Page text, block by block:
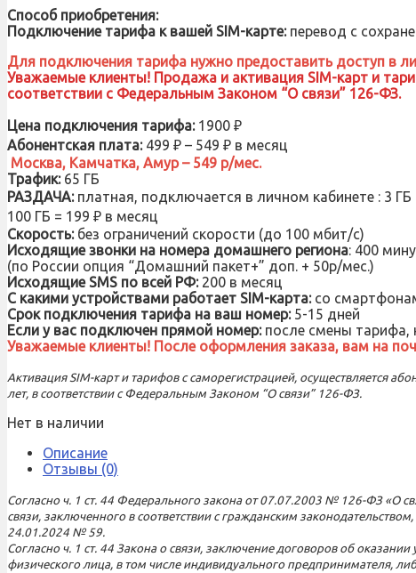
Способ приобретения:
Подключение тарифа к вашей SIM-карте:перевод с
Для подключения тарифа нужно предоставить доступ в
Уважаемые клиенты! Продажа и активация SIM-карт и
соответствии с Федеральным Законом “О связи” 126-ФЗ.
Цена подключения тарифа:1900 ₽
Абонентская плата:499 ₽ – 549 ₽ в месяц
Москва, Камчатка, Амур – 549 р/мес.
Трафик: 65 ГБ
РАЗДАЧА:платная, подключается в личном кабинете : 3 ГБ
100 ГБ = 199 ₽ в месяц
Скорость:без ограничений скорости (до 100 мбит/с)
Исходящие звонки на номера домашнего региона: 400
(по России опция “Домашний пакет+” доп. + 50р/мес.)
Исходящие SMS по всей РФ:200 в месяц
С какими устройствами работает SIM-карта:со
Срок подключения тарифа на ваш номер: 5-15 дней
Если у вас подключен прямой номер:после смены тарифа,
Уважаемые клиенты! После оформления заказа, вам на
Активация SIM-карт и тарифов с саморегистрацией, осуществляется
лет, в соответствии с Федеральным Законом “О связи” 126-ФЗ.
Нет в наличии
Описание
Отзывы (0)
Согласно ч. 1 ст. 44 Федерального закона от 07.07.2003 № 126-ФЗ «О
связи, заключенного в соответствии с гражданским
24.01.2024 № 59.
Согласно ч. 1 ст. 44 Закона о связи, заключение договоров об
физического лица, в том числе индивидуального предпринимателя,